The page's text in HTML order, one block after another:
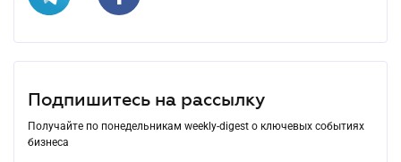
Подпишитесь на рассылку
Получайте по понедельникам weekly-digest о ключевых событиях
бизнеса